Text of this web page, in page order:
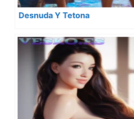
Desnuda Y Tetona